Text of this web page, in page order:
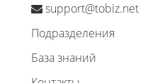
support@tobiz.net
Подразделения
База знаний